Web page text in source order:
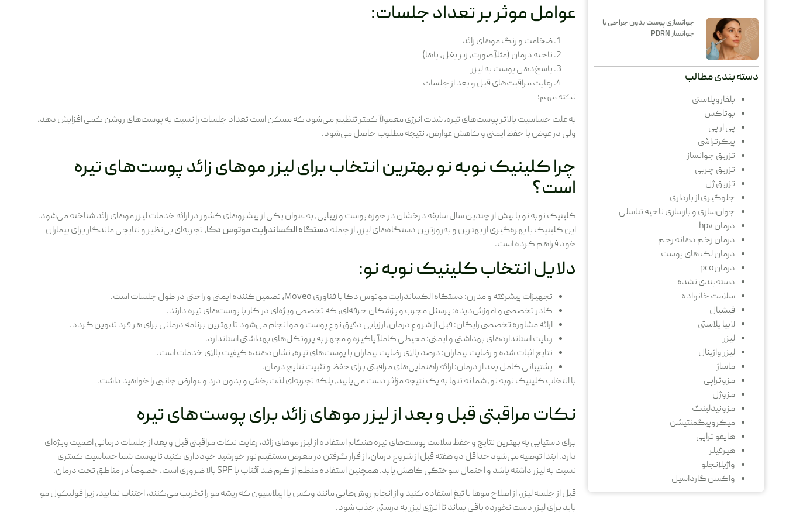
جوانسازی پوست بدون جراحی با
جوانساز PDRN
دسته بندی مطالب
بلفاروپلاستی
بوتاکس
پی ار پی
پیکرتراشی
تزریق جوانساز
تزریق چربی
تزریق ژل
جلوگیری از بارداری
جوان‌سازی و بازسازی ناحیه تناسلی
درمان hpv
درمان زخم دهانه رحم
درمان لک های پوست
درمانpco
دسته‌بندی نشده
سلامت خانواده
فیشیال
لابیا پلاستی
لیزر
لیزر واژینال
ماساژ
مزوتراپی
مزوژل
مزونیدلینگ
میکروپیگمنتیشن
هایفو تراپی
هیرفیلر
واژیلانجلو
واکسن گارداسیل
عوامل موثر بر تعداد جلسات:
ضخامت و رنگ موهای زائد
ناحیه درمان (مثلاً صورت، زیر بغل، پاها)
پاسخ‌دهی پوست به لیزر
رعایت مراقبت‌های قبل و بعد از جلسات
نکته مهم:
به علت حساسیت بالاتر پوست‌های تیره، شدت انرژی معمولاً کمتر تنظیم می‌شود که ممکن است تعداد جلسات را نسبت به پوست‌های روشن کمی افزایش دهد،
ولی در عوض با حفظ ایمنی و کاهش عوارض، نتیجه مطلوب حاصل می‌شود.
چرا کلینیک نوبه نو بهترین انتخاب برای لیزر موهای زائد پوست‌های تیره
است؟
کلینیک نوبه نو با بیش از چندین سال سابقه درخشان در حوزه پوست و زیبایی، به عنوان یکی از پیشروهای کشور در ارائه خدمات لیزر موهای زائد شناخته می‌شود.
این کلینیک با بهره‌گیری از بهترین و به‌روزترین دستگاه‌های لیزر، از جملهدستگاه الکساندرایت موتوس دکا، تجربه‌ای بی‌نظیر و نتایجی ماندگار برای بیماران
خود فراهم کرده است.
دلایل انتخاب کلینیک نوبه نو:
تجهیزات پیشرفته و مدرن: دستگاه الکساندرایت موتوس دکا با فناوری Moveo، تضمین‌کننده ایمنی و راحتی در طول جلسات است.
کادر تخصصی و آموزش‌دیده: پرسنل مجرب و پزشکان حرفه‌ای، که تخصص ویژه‌ای در کار با پوست‌های تیره دارند.
ارائه مشاوره تخصصی رایگان: قبل از شروع درمان، ارزیابی دقیق نوع پوست و مو انجام می‌شود تا بهترین برنامه درمانی برای هر فرد تدوین گردد.
رعایت استانداردهای بهداشتی و ایمنی: محیطی کاملاً پاکیزه و مجهز به پروتکل‌های بهداشتی استاندارد.
نتایج اثبات شده و رضایت بیماران: درصد بالای رضایت بیماران با پوست‌های تیره، نشان‌دهنده کیفیت بالای خدمات است.
پشتیبانی کامل بعد از درمان: ارائه راهنمایی‌های مراقبتی برای حفظ و تثبیت نتایج درمان.
با انتخاب کلینیک نوبه نو، شما نه تنها به یک نتیجه مؤثر دست می‌یابید، بلکه تجربه‌ای لذت‌بخش و بدون درد و عوارض جانبی را خواهید داشت.
نکات مراقبتی قبل و بعد از لیزر موهای زائد برای پوست‌های تیره
برای دستیابی به بهترین نتایج و حفظ سلامت پوست‌های تیره هنگام استفاده از لیزر موهای زائد، رعایت نکات مراقبتی قبل و بعد از جلسات درمانی اهمیت ویژه‌ای
دارد. ابتدا توصیه می‌شود حداقل دو هفته قبل از شروع درمان، از قرار گرفتن در معرض مستقیم نور خورشید خودداری کنید تا پوست شما حساسیت کمتری
نسبت به لیزر داشته باشد و احتمال سوختگی کاهش یابد. همچنین استفاده منظم از کرم ضد آفتاب با SPF بالا ضروری است، خصوصاً در مناطق تحت درمان.
قبل از جلسه لیزر، از اصلاح موها با تیغ استفاده کنید و از انجام روش‌هایی مانند وکس یا اپیلاسیون که ریشه مو را تخریب می‌کنند، اجتناب نمایید، زیرا فولیکول مو
باید برای لیزر دست نخورده باقی بماند تا انرژی لیزر به درستی جذب شود.